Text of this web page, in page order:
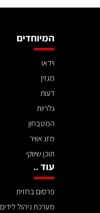
המיוחדים
וידאו
מגזין
דעות
גלריות
המטבחון
מזג אוויר
תוכן שיווקי
עוד ..
פרסום בחזית
מערכת ניהול לידים